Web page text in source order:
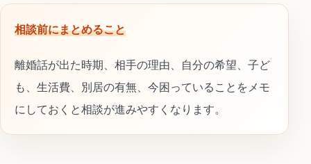
相談前にまとめること
離婚話が出た時期、相手の理由、自分の希望、子ど
も、生活費、別居の有無、今困っていることをメモ
にしておくと相談が進みやすくなります。